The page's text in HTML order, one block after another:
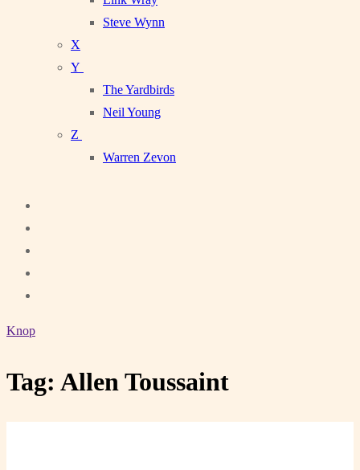
Steve Wynn
X
Y
The Yardbirds
Neil Young
Z
Warren Zevon
Knop
Tag: Allen Toussaint